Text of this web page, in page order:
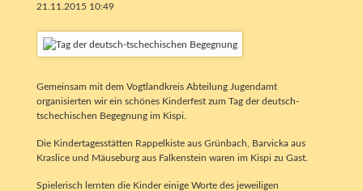
21.11.2015 10:49
Gemeinsam mit dem Vogtlandkreis Abteilung Jugendamt
organisierten wir ein schönes Kinderfest zum Tag der deutsch-
tschechischen Begegnung im Kispi.
Die Kindertagesstätten Rappelkiste aus Grünbach, Barvicka aus
Kraslice und Mäuseburg aus Falkenstein waren im Kispi zu Gast.
Spielerisch lernten die Kinder einige Worte des jeweiligen